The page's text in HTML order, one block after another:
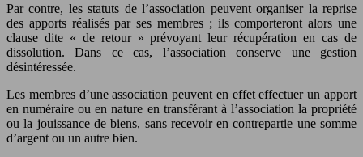
Par contre, les statuts de l’association peuvent organiser la reprise
des apports réalisés par ses membres ; ils comporteront alors une
clause dite « de retour » prévoyant leur récupération en cas de
dissolution. Dans ce cas, l’association conserve une gestion
désintéressée.
Les membres d’une association peuvent en effet effectuer un apport
en numéraire ou en nature en transférant à l’association la propriété
ou la jouissance de biens, sans recevoir en contrepartie une somme
d’argent ou un autre bien.